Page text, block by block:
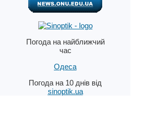
Погода на найближчий
час
Одеса
Погода на 10 днів від
sinoptik.ua